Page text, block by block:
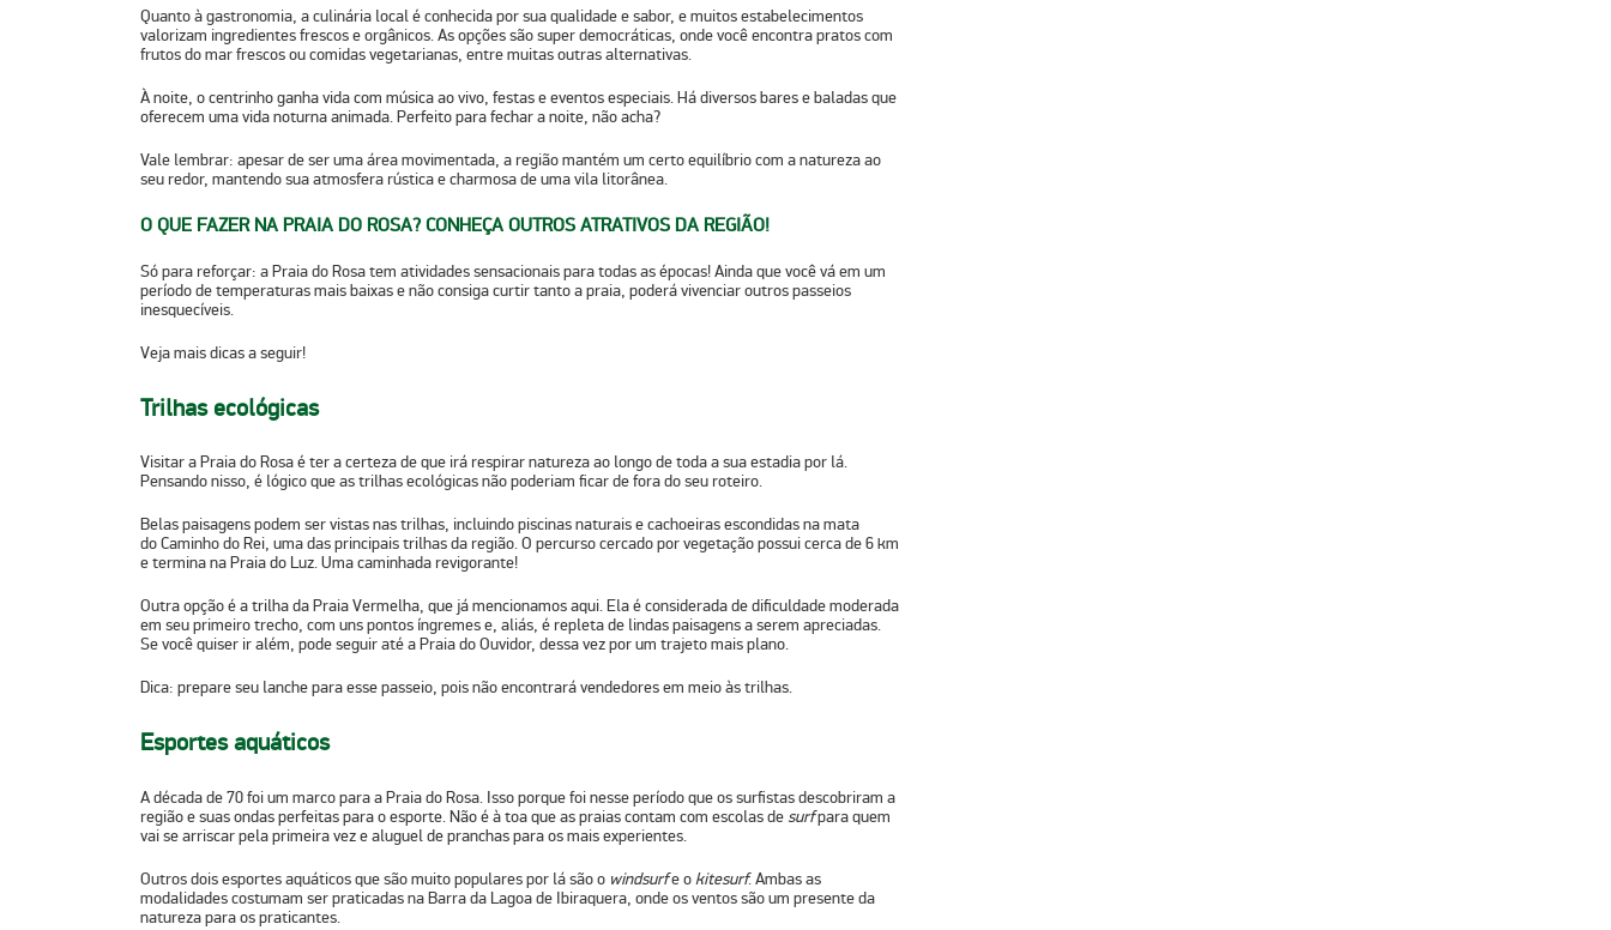
Quanto à gastronomia, a culinária local é conhecida por sua qualidade e sabor, e muitos estabelecimentos
valorizam ingredientes frescos e orgânicos. As opções são super democráticas, onde você encontra pratos com
frutos do mar frescos ou comidas vegetarianas, entre muitas outras alternativas.
À noite, o centrinho ganha vida com música ao vivo, festas e eventos especiais. Há diversos bares e baladas que
oferecem uma vida noturna animada. Perfeito para fechar a noite, não acha?
Vale lembrar: apesar de ser uma área movimentada, a região mantém um certo equilíbrio com a natureza ao
seu redor, mantendo sua atmosfera rústica e charmosa de uma vila litorânea.
O QUE FAZER NA PRAIA DO ROSA? CONHEÇA OUTROS ATRATIVOS DA REGIÃO!
Só para reforçar: a Praia do Rosa tem atividades sensacionais para todas as épocas! Ainda que você vá em um
período de temperaturas mais baixas e não consiga curtir tanto a praia, poderá vivenciar outros passeios
inesquecíveis.
Veja mais dicas a seguir!
Trilhas ecológicas
Visitar a Praia do Rosa é ter a certeza de que irá respirar natureza ao longo de toda a sua estadia por lá.
Pensando nisso, é lógico que as trilhas ecológicas não poderiam ficar de fora do seu roteiro.
Belas paisagens podem ser vistas nas trilhas, incluindo piscinas naturais e cachoeiras escondidas na mata
doCaminho do Rei, uma das principais trilhas da região. O percurso cercado por vegetação possui cerca de 6 km
e termina na Praia do Luz. Uma caminhada revigorante!
Outra opção é atrilha da Praia Vermelha, que já mencionamos aqui. Ela é considerada de dificuldade moderada
em seu primeiro trecho, com uns pontos íngremes e, aliás, é repleta de lindas paisagens a serem apreciadas.
Se você quiser ir além, pode seguir até a Praia do Ouvidor, dessa vez por um trajeto mais plano.
Dica: prepare seu lanche para esse passeio, pois não encontrará vendedores em meio às trilhas.
Esportes aquáticos
A década de 70 foi um marco para a Praia do Rosa. Isso porque foi nesse período que os surfistas descobriram a
região e suas ondas perfeitas para o esporte. Não é à toa que as praias contam com escolas de surfpara quem
vai se arriscar pela primeira vez e aluguel de pranchas para os mais experientes.
Outros dois esportes aquáticos que são muito populares por lá sãoo windsurfe okitesurf. Ambas as
modalidades costumam ser praticadas na Barra da Lagoa de Ibiraquera, onde os ventos são um presente da
natureza para os praticantes.